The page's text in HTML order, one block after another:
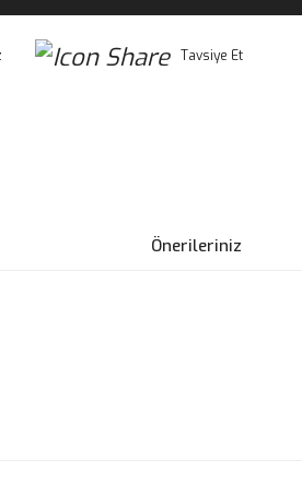
Tavsiye Et
Önerileriniz